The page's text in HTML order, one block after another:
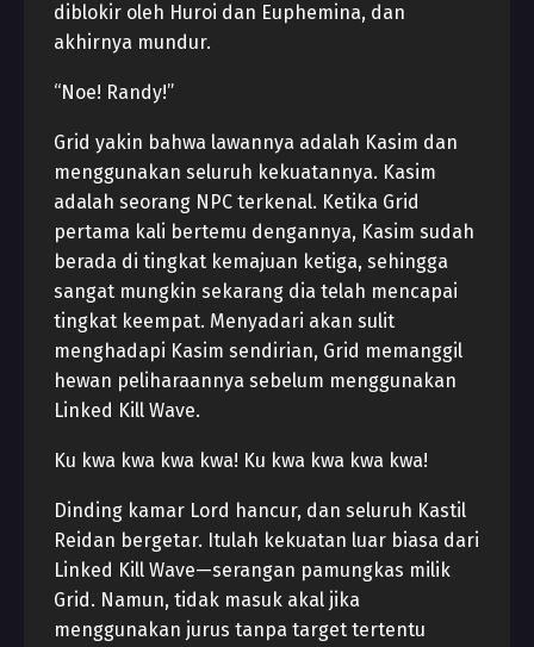
diblokir oleh Huroi dan Euphemina, dan
akhirnya mundur.
“Noe! Randy!”
Grid yakin bahwa lawannya adalah Kasim dan
menggunakan seluruh kekuatannya. Kasim
adalah seorang NPC terkenal. Ketika Grid
pertama kali bertemu dengannya, Kasim sudah
berada di tingkat kemajuan ketiga, sehingga
sangat mungkin sekarang dia telah mencapai
tingkat keempat. Menyadari akan sulit
menghadapi Kasim sendirian, Grid memanggil
hewan peliharaannya sebelum menggunakan
Linked Kill Wave.
Ku kwa kwa kwa kwa! Ku kwa kwa kwa kwa!
Dinding kamar Lord hancur, dan seluruh Kastil
Reidan bergetar. Itulah kekuatan luar biasa dari
Linked Kill Wave—serangan pamungkas milik
Grid. Namun, tidak masuk akal jika
menggunakan jurus tanpa target tertentu